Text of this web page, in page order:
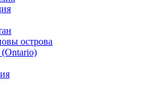
острова